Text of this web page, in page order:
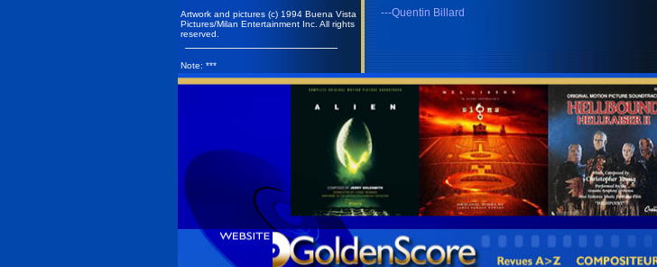
Artwork and pictures (c) 1994 Buena Vista
Pictures/Milan Entertainment Inc. All rights
reserved.
Note: ***
---Quentin Billard